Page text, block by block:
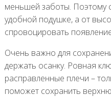
меньшей заботы. Поэтому
удобной подушке, а от
спровоцировать
Очень важно для
держать осанку. Ровная
расправленные плечи –
поможет сохранить